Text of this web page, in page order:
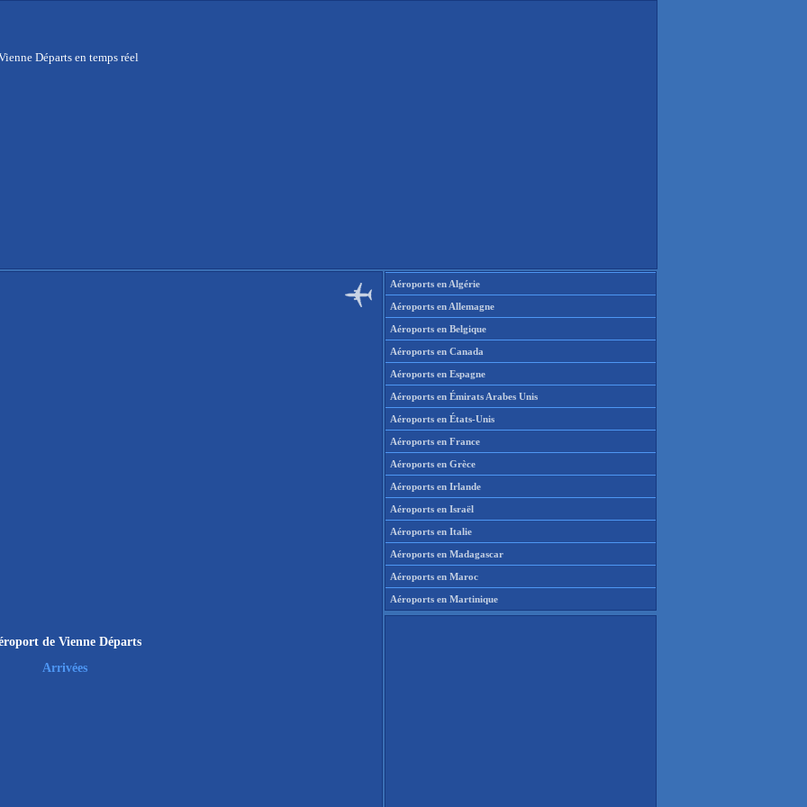
Départs en temps réel
de Vienne Départs
Arrivées
Aéroports en Algérie
Aéroports en Allemagne
Aéroports en Belgique
Aéroports en Canada
Aéroports en Espagne
Aéroports en Émirats Arabes Unis
Aéroports en États-Unis
Aéroports en France
Aéroports en Grèce
Aéroports en Irlande
Aéroports en Israël
Aéroports en Italie
Aéroports en Madagascar
Aéroports en Maroc
Aéroports en Martinique